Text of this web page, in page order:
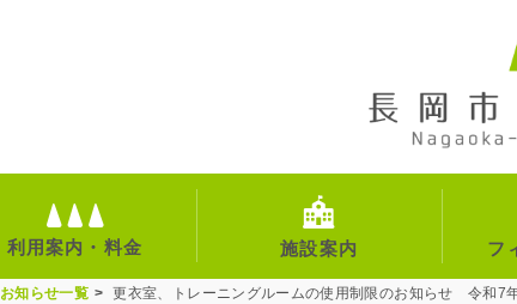
利用案内・料金 施設案内 フ
お知らせ一覧 更衣室、トレーニングルームの使用制限のお知らせ 令和7